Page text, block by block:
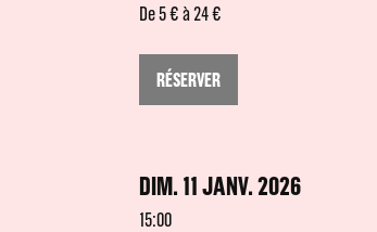
De 5 € à 24 €
RÉSERVER
DIM. 11 JANV. 2026
15:00